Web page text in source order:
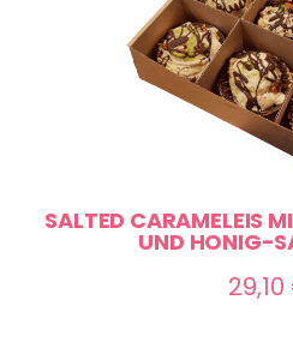
SALTED CARAMELEIS
UND HONIG-
29,10